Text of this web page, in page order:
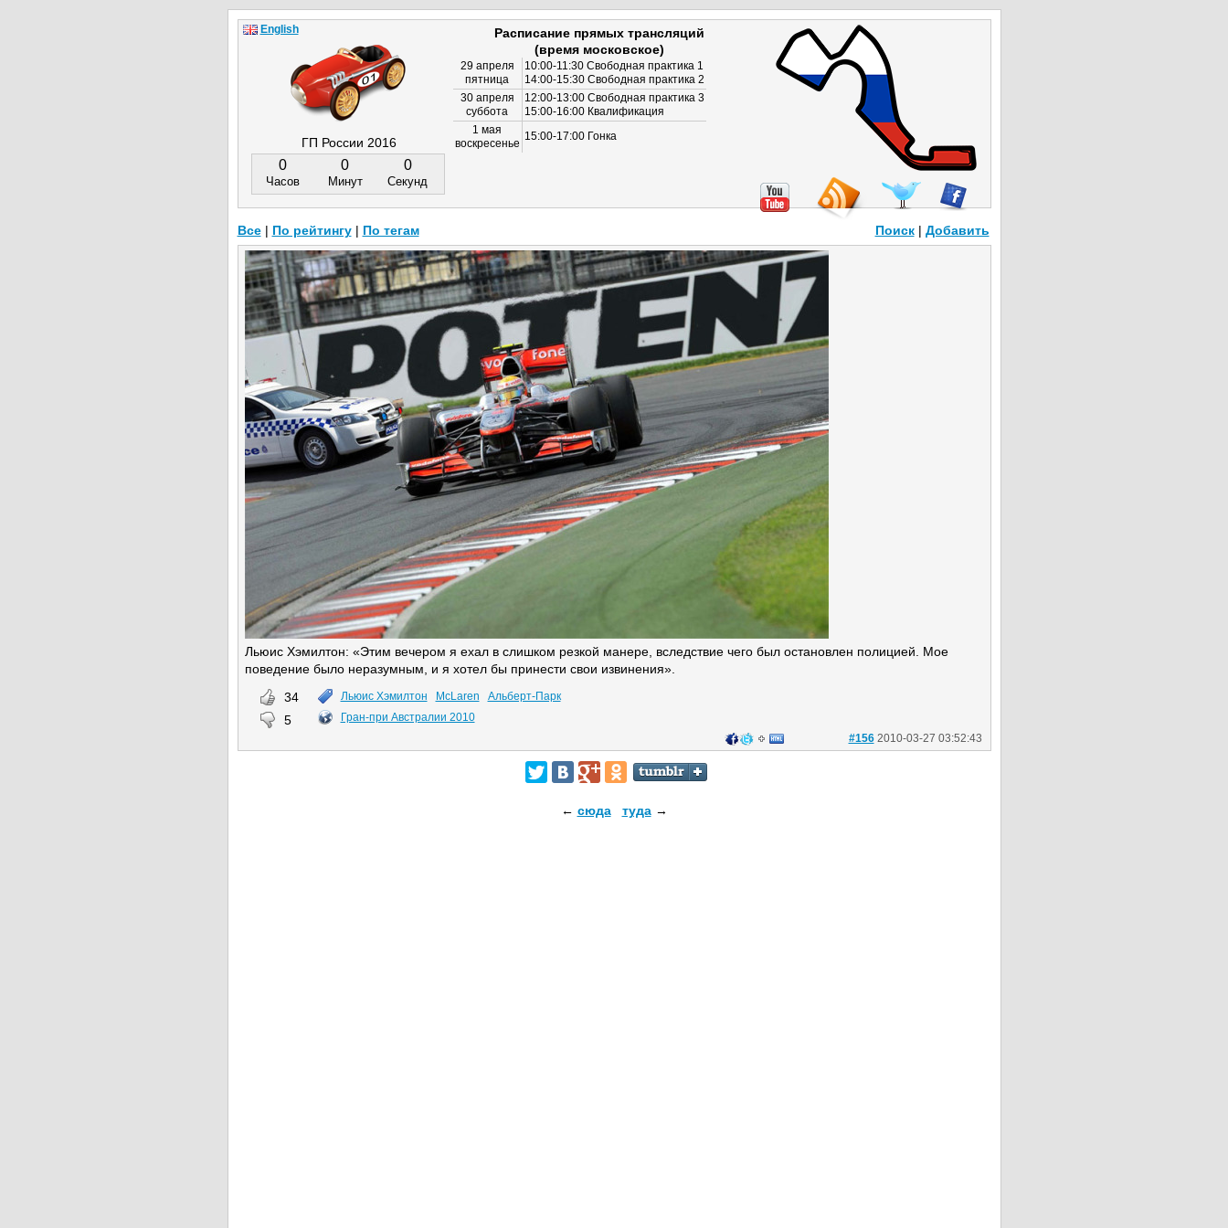
Льюис Хэмилтон: «Этим вечером я ехал в слишком резкой манере, вследствие чего был остановлен полицией. Мое
поведение было неразумным, и я хотел бы принести свои извинения».
34
5
Льюис Хэмилтон McLaren
Альберт-Парк
Гран-при Австралии 2010
#156 2010-03-27 03:52:43
← сюда туда→
ГП России 2016
0
Часов
0
Минут
0
Секунд
Расписание прямых трансляций
(время московское)
29 апреля
пятница
10:00-11:30 Свободная практика 1
14:00-15:30 Свободная практика 2
30 апреля
суббота
12:00-13:00 Свободная практика 3
15:00-16:00 Квалификация
1 мая
воскресенье
15:00-17:00 Гонка
English
Все| По рейтингу| По тегам Добавить
Поиск|